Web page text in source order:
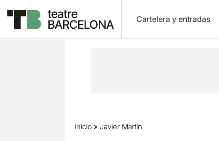
Cartelera y entradas
Inicio » Javier Martín